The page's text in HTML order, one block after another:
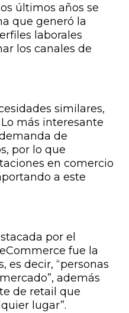
últimos años se
que generó la
laborales
los canales de
similares,
más interesante
de
por lo que
en comercio
a este
por el
fue la
es decir, “personas
además
de retail que
lugar”.